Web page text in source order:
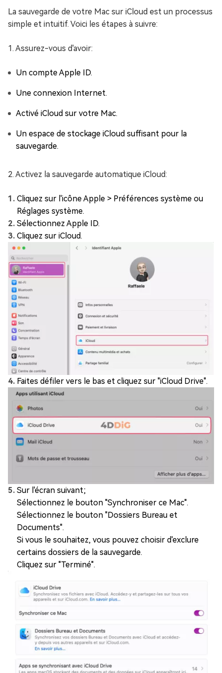
La sauvegarde de votre Mac sur iCloud est un processus
simple et intuitif. Voici les étapes à suivre:
1. Assurez-vous d'avoir:
Un compte Apple ID.
Une connexion Internet.
Activé iCloud sur votre Mac.
Un espace de stockage iCloud suffisant pour la
sauvegarde.
2. Activez la sauvegarde automatique iCloud:
Cliquez sur l'icône Apple > Préférences système ou
Réglages système.
Sélectionnez Apple ID.
Cliquez sur iCloud.
Faites défiler vers le bas et cliquez sur "iCloud Drive".
Sur l'écran suivant;
Sélectionnez le bouton "Synchroniser ce Mac".
Sélectionnez le bouton "Dossiers Bureau et
Documents".
Si vous le souhaitez, vous pouvez choisir d'exclure
certains dossiers de la sauvegarde.
Cliquez sur "Terminé".